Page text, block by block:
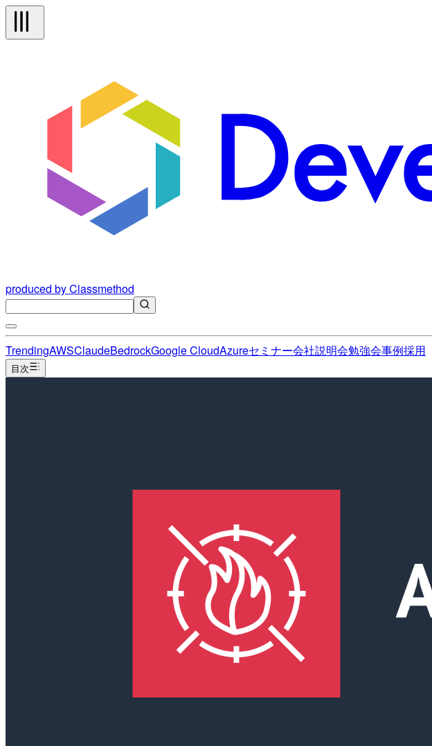
produced by Classmethod
TrendingAWSClaudeBedrockGoogle CloudAzureセミナー会社説明会勉強会事例採用
目次